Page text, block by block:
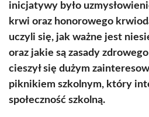
inicjatywy było
krwi oraz honorowego
uczyli się, jak ważne jest
oraz jakie są zasady
cieszył się dużym
piknikiem szkolnym, który
społeczność szkolną.